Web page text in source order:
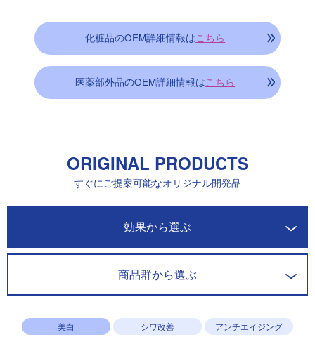
化粧品のOEM詳細情報はこちら
医薬部外品のOEM詳細情報はこちら
ORIGINAL PRODUCTS
すぐにご提案可能なオリジナル開発品
効果から選ぶ
商品群から選ぶ
美白 シワ改善 アンチエイジング